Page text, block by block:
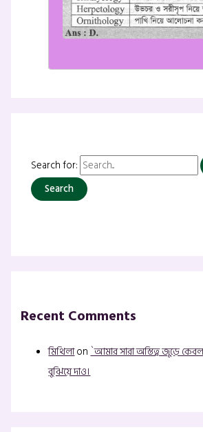
Search for:
Recent Comments
মিথিলাon`আমার সারা অস্তিত্ব জুড়ে
বুঝিয়ে দাও।